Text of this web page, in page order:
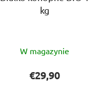
kg
ocena
wynosi
W magazynie
€29,90